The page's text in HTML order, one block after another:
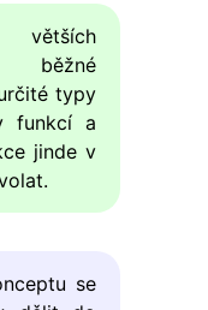
běžné
typy
funkcí a
jinde v
se